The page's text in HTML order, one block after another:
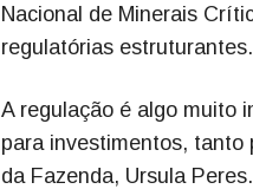
Nacional de Minerais
regulatórias estruturantes.
A regulação é algo muito
para investimentos, tanto
da Fazenda, Ursula Peres.